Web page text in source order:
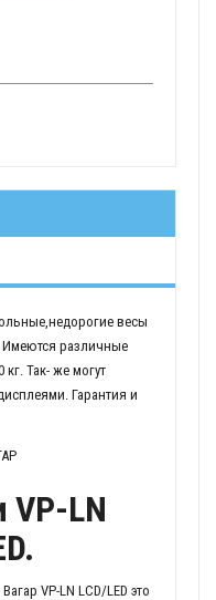
весы
Имеются различные
Так- же могут
Гарантия и
VP-LN
VP-LN LCD/LED это